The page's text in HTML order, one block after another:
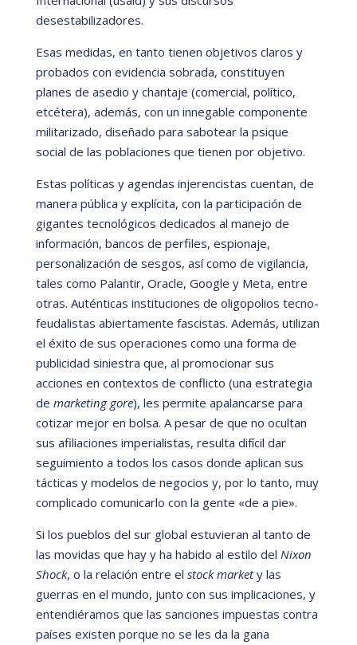
desestabilizadores.
Esas medidas, en tanto tienen objetivos claros y
probados con evidencia sobrada, constituyen
planes de asedio y chantaje (comercial, político,
etcétera), además, con un innegable componente
militarizado, diseñado para sabotear la psique
social de las poblaciones que tienen por objetivo.
Estas políticas y agendas injerencistas cuentan, de
manera pública y explícita, con la participación de
gigantes tecnológicos dedicados al manejo de
información, bancos de perfiles, espionaje,
personalización de sesgos, asícomo de vigilancia,
tales como Palantir, Oracle, Google y Meta, entre
otras. Auténticas instituciones de oligopolios tecno-
feudalistas abiertamente fascistas. Además, utilizan
el éxito de sus operaciones como una forma de
publicidad siniestra que, al promocionar sus
acciones en contextos de conflicto (una estrategia
de marketing gore), les permite apalancarse para
cotizar mejor en bolsa. A pesar de que no ocultan
sus afiliaciones imperialistas, resulta difícil dar
seguimiento a todos los casos donde aplican sus
tácticas y modelos de negocios y, por lo tanto, muy
complicado comunicarlo con la gente «de a pie».
Si los pueblos del sur global estuvieran al tanto de
las movidas que hay y ha habido al estilo del Nixon
Shock, o la relación entre el stock markety las
guerras en el mundo, junto con sus implicaciones, y
entendiéramos que las sanciones impuestas contra
países existen porque no se les da la gana